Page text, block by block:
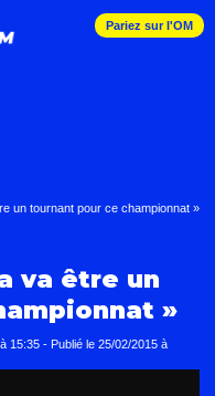
Pariez sur l'OM
un tournant pour ce championnat »
va être un
»
15:35 - Publié le 25/02/2015 à